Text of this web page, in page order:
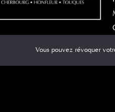
Vous pouvez révoquer